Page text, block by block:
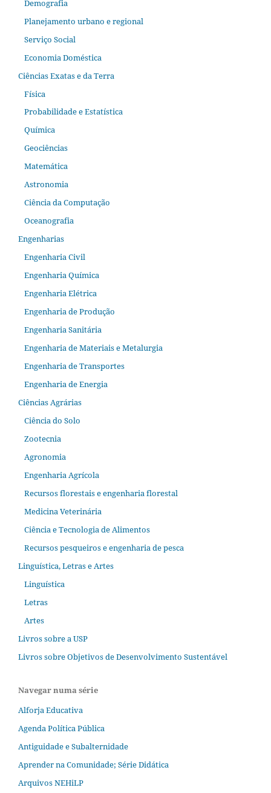
Demografia
Planejamento urbano e regional
Serviço Social
Economia Doméstica
Ciências Exatas e da Terra
Física
Probabilidade e Estatística
Química
Geociências
Matemática
Astronomia
Ciência da Computação
Oceanografia
Engenharias
Engenharia Civil
Engenharia Química
Engenharia Elétrica
Engenharia de Produção
Engenharia Sanitária
Engenharia de Materiais e Metalurgia
Engenharia de Transportes
Engenharia de Energia
Ciências Agrárias
Ciência do Solo
Zootecnia
Agronomia
Engenharia Agrícola
Recursos florestais e engenharia florestal
Medicina Veterinária
Ciência e Tecnologia de Alimentos
Recursos pesqueiros e engenharia de pesca
Linguística, Letras e Artes
Linguística
Letras
Artes
Livros sobre a USP
Livros sobre Objetivos de Desenvolvimento Sustentável
Navegar numa série
Alforja Educativa
Agenda Política Pública
Antiguidade e Subalternidade
Aprender na Comunidade; Série Didática
Arquivos NEHiLP